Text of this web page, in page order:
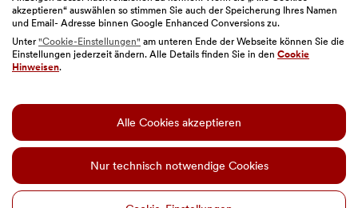
Sitemap
|
Cookie-Einstellungen
© BAWAG
Diese Website enthält KI-generierte Bilder.
akzeptieren“ auswählen so stimmen Sie auch der Speicherung Ihres Namen
und Email- Adresse binnen Google Enhanced Conversions zu.
Unter"Cookie-Einstellungen" am unteren Ende der Webseite können Sie die
Einstellungen jederzeit ändern. Alle Details finden Sie in den Cookie
Hinweisen.
Alle Cookies akzeptieren
Nur technisch notwendige Cookies